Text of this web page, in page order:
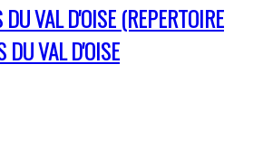
VAL D'OISE (REPERTOIRE
DU VAL D'OISE